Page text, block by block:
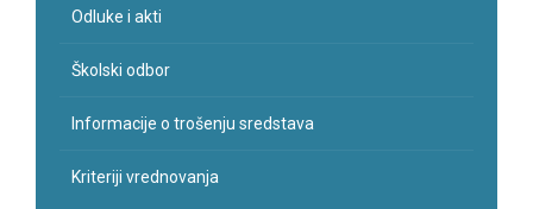
Odluke i akti
Školski odbor
Informacije o trošenju sredstava
Kriteriji vrednovanja